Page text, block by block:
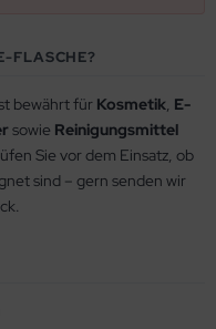
FLASCHE?
bewährt für Kosmetik, E-
sowie Reinigungsmittel
Sie vor dem Einsatz, ob
sind – gern senden wir